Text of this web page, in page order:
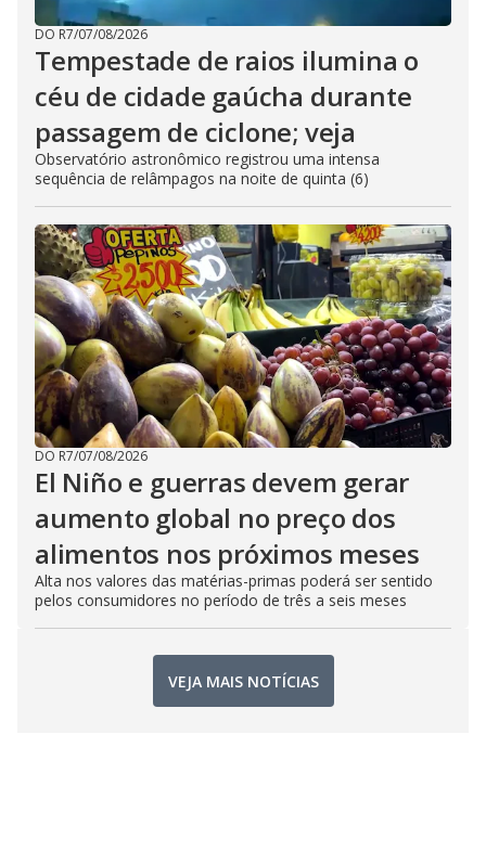
DO R7/07/08/2026
Tempestade de raios ilumina o
céu de cidade gaúcha durante
passagem de ciclone; veja
Observatório astronômico registrou uma intensa
sequência de relâmpagos na noite de quinta (6)
DO R7/07/08/2026
El Niño e guerras devem gerar
aumento global no preço dos
alimentos nos próximos meses
Alta nos valores das matérias-primas poderá ser sentido
pelos consumidores no período de três a seis meses
VEJA MAIS NOTÍCIAS